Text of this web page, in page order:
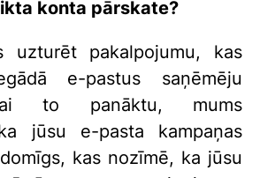
konta pārskate?
uzturēt pakalpojumu, kas
e-pastus saņēmēju
to panāktu, mums
jūsu e-pasta kampaņas
kas nozīmē, ka jūsu